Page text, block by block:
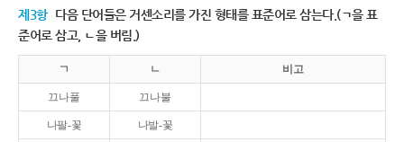
제3항 다음 단어들은 거센소리를 가진 형태를 표준어로 삼는다.(ㄱ을 표
준어로 삼고, ㄴ을 버림.)
ㄱ ㄴ 비고
끄나풀 끄나불
나팔-꽃 나발-꽃